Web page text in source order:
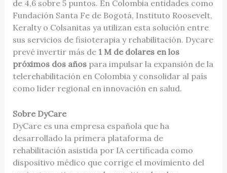
de 4,6 sobre 5 puntos. En Colombia entidades como
Fundación Santa Fe de Bogotá, Instituto Roosevelt,
Keralty o Colsanitas ya utilizan esta solución entre
sus servicios de fisioterapia y rehabilitación. Dycare
prevé invertir más de 1 M de dolares en los
próximos dos añospara impulsar la expansión de la
telerehabilitación en Colombia y consolidar al país
como líder regional en innovación en salud.
Sobre DyCare
DyCare es una empresa española que ha
desarrollado la primera plataforma de
rehabilitación asistida por IA certificada como
dispositivo médico que corrige el movimiento del